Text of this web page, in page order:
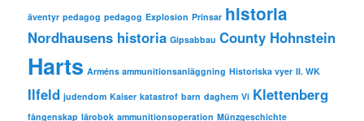
äventyr pedagog pedagog Explosion Prinsar historia
Nordhausens historia Gipsabbau County Hohnstein
Harts Arméns ammunitionsanläggning Historiska vyer II. WK
Ilfeld judendom Kaiser katastrof barn daghem Vi Klettenberg
fångenskap lärobok ammunitionsoperation Münzgeschichte